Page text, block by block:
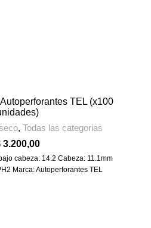
TEL (x100
, Todas las categorias
3.200,00
cabeza: 14.2 Cabeza: 11.1mm
Marca: Autoperforantes TEL